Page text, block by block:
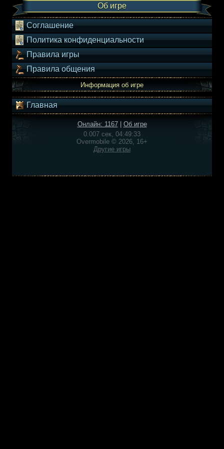
Об игре
Соглашение
Политика конфиденциальности
Правила игры
Правила общения
Информация об игре
Главная
Онлайн: 1167| Об игре
0.007 сек, 04:49:33
Overmobile © 2026, 16+
Другие игры